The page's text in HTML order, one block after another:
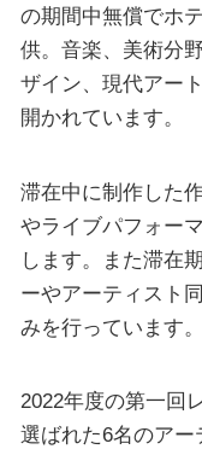
の期間中無償でホ
供。音楽、美術分
ザイン、現代アー
開かれています。
滞在中に制作した
やライブパフォー
します。また滞在
ーやアーティスト
みを行っています。
2022年度の第一回
選ばれた6名のアー